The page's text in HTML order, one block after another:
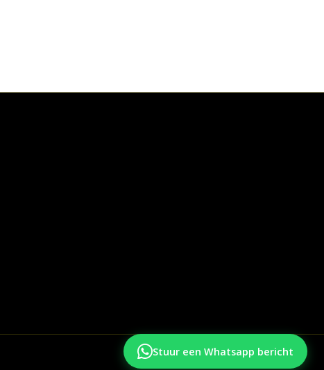
Stuur een Whatsapp bericht